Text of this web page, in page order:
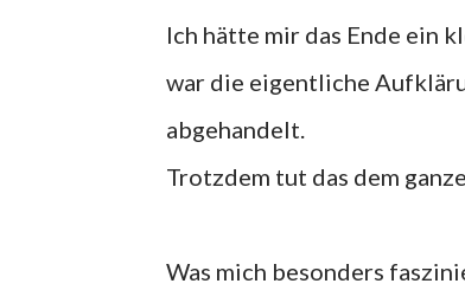
Ich hätte mir das Ende ein
war die eigentliche
abgehandelt.
Trotzdem tut das dem
Was mich besonders